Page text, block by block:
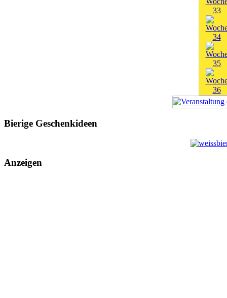
Bierige Geschenkideen
Anzeigen